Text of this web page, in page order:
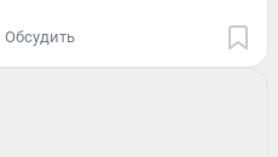
Обсудить